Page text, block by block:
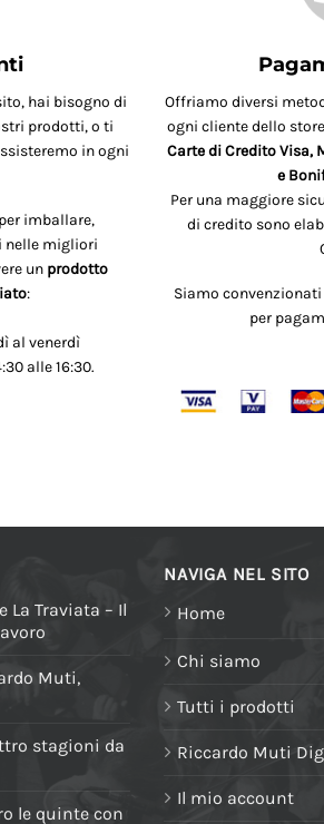
hai bisogno di
prodotti, o ti
in ogni
imballare,
nelle migliori
un prodotto
:
al venerdì
alle 16:30.
Offriamo diversi
ogni cliente dello
Carte di Credito Visa,
e
Per una maggiore
di credito sono
Siamo
per
La Traviata – Il
Muti,
stagioni da
le quinte con
NAVIGA NEL SITO
Home
Chi siamo
Tutti i prodotti
Riccardo Muti
Il mio account